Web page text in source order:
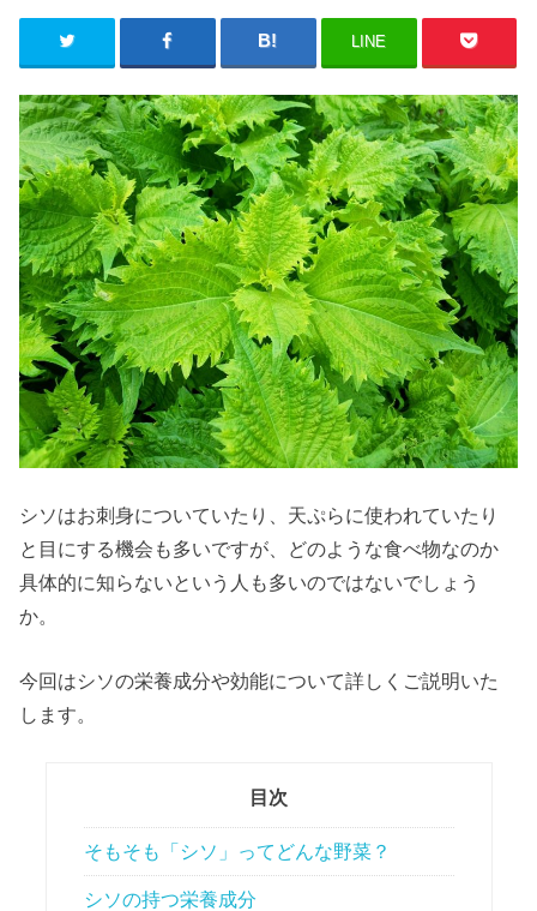
LINE
シソはお刺身についていたり、天ぷらに使われていたり
と目にする機会も多いですが、どのような食べ物なのか
具体的に知らないという人も多いのではないでしょう
か。
今回はシソの栄養成分や効能について詳しくご説明いた
します。
目次
そもそも「シソ」ってどんな野菜？
シソの持つ栄養成分